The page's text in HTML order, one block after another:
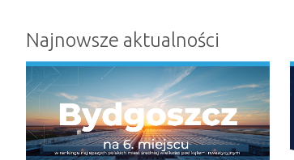
Najnowsze aktualności